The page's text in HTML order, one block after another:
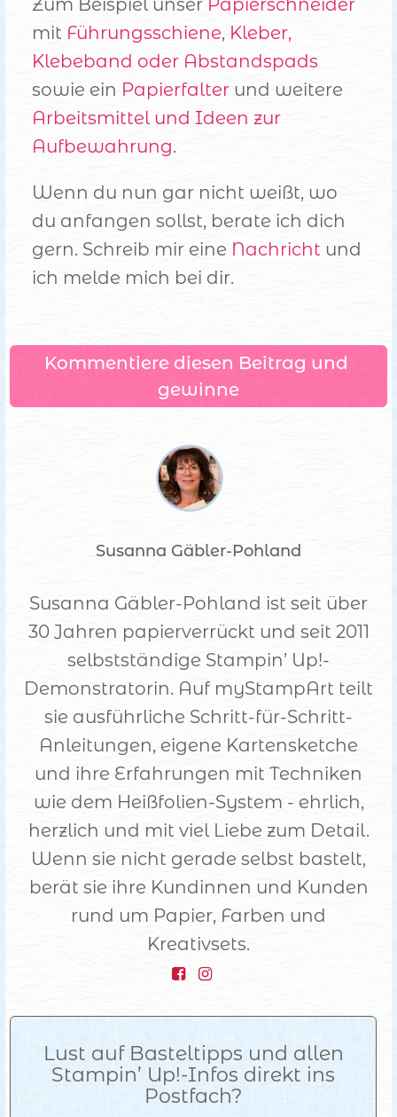
mit Führungsschiene, Kleber,
Klebeband oder Abstandspads
sowie ein Papierfalterund weitere
Arbeitsmittel und Ideen zur
Aufbewahrung.
Wenn du nun gar nicht weißt, wo
du anfangen sollst, berate ich dich
gern. Schreib mir eine Nachricht und
ich melde mich bei dir.
Kommentiere diesen Beitrag und
gewinne
Susanna Gäbler-Pohland
Susanna Gäbler-Pohland ist seit über
30 Jahren papierverrückt und seit 2011
selbstständige Stampin’ Up!-
Demonstratorin. Auf myStampArt teilt
sie ausführliche Schritt-für-Schritt-
Anleitungen, eigene Kartensketche
und ihre Erfahrungen mit Techniken
wie dem Heißfolien-System - ehrlich,
herzlich und mit viel Liebe zum Detail.
Wenn sie nicht gerade selbst bastelt,
berät sie ihre Kundinnen und Kunden
rund um Papier, Farben und
Kreativsets.
Lust auf Basteltipps und allen
Stampin’ Up!-Infos direkt ins
Postfach?